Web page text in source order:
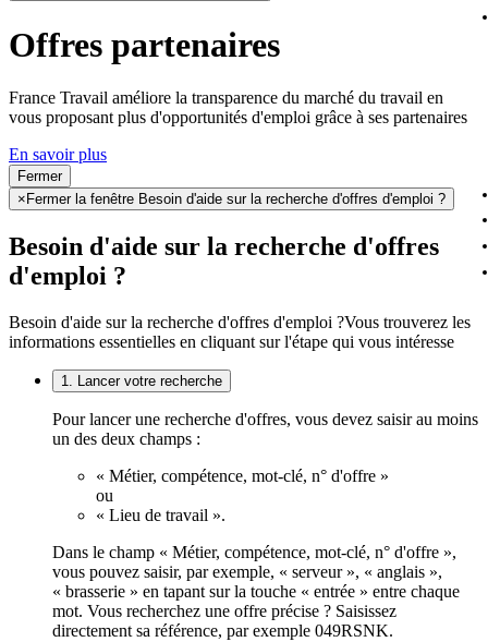
Offres partenaires
France Travail améliore la transparence du marché du travail en
vous proposant plus d'opportunités d'emploi grâce à ses partenaires
En savoir plus
Fermer
× Fermer la fenêtre Besoin d'aide sur la recherche d'offres d'emploi ?
Besoin d'aide sur la recherche d'offres
d'emploi ?
Besoin d'aide sur la recherche d'offres d'emploi ?Vous trouverez les
informations essentielles en cliquant sur l'étape qui vous intéresse
1. Lancer votre recherche
Pour lancer une recherche d'offres, vous devez saisir au moins
un des deux champs :
« Métier, compétence, mot-clé, n° d'offre »
ou
« Lieu de travail ».
Dans le champ « Métier, compétence, mot-clé, n° d'offre »,
vous pouvez saisir, par exemple, « serveur », « anglais »,
« brasserie » en tapant sur la touche « entrée » entre chaque
mot. Vous recherchez une offre précise ? Saisissez
directement sa référence, par exemple 049RSNK.